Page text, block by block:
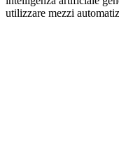
utilizzare mezzi